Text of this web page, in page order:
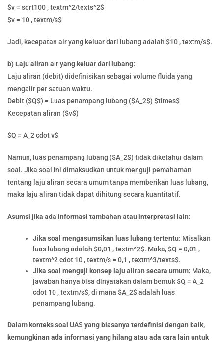
$v = sqrt100 , textm^2/texts^2$
$v = 10 , textm/s$
Jadi, kecepatan air yang keluar dari lubang adalah $10 , textm/s$.
b) Laju aliran air yang keluar dari lubang:
Laju aliran (debit) didefinisikan sebagai volume fluida yang
mengalir per satuan waktu.
Debit ($Q$) = Luas penampang lubang ($A_2$) $times$
Kecepatan aliran ($v$)
$Q = A_2 cdot v$
Namun, luas penampang lubang ($A_2$) tidak diketahui dalam
soal. Jika soal ini dimaksudkan untuk menguji pemahaman
tentang laju aliran secara umum tanpa memberikan luas lubang,
maka laju aliran tidak dapat dihitung secara kuantitatif.
Asumsi jika ada informasi tambahan atau interpretasi lain:
Jika soal mengasumsikan luas lubang tertentu: Misalkan
luas lubang adalah $0,01 , textm^2$. Maka, $Q = 0,01 ,
textm^2 cdot 10 , textm/s = 0,1 , textm^3/texts$.
Jika soal menguji konsep laju aliran secara umum: Maka,
jawaban hanya bisa dinyatakan dalam bentuk $Q = A_2
cdot 10 , textm/s$, di mana $A_2$ adalah luas
penampang lubang.
Dalam konteks soal UAS yang biasanya terdefinisi dengan baik,
kemungkinan ada informasi yang hilang atau ada cara lain untuk